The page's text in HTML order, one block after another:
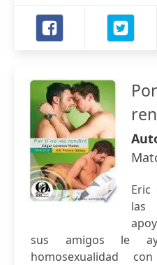
Eric
las
sus amigos le
homosexualidad